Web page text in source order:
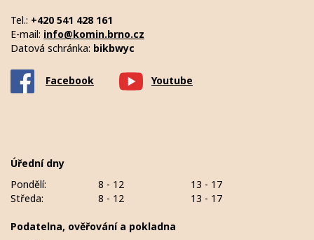
Tel.: +420 541 428 161
E-mail: info@komin.brno.cz
Datová schránka: bikbwyc
Facebook Youtube
Úřední dny
Pondělí:
8 - 12
13 - 17
Středa:
8 - 12 13 - 17
Podatelna, ověřování a pokladna